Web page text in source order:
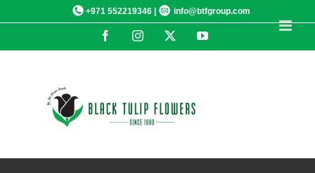
+971 552219346 | info@btfgroup.com
FacebookInstagram YouTube